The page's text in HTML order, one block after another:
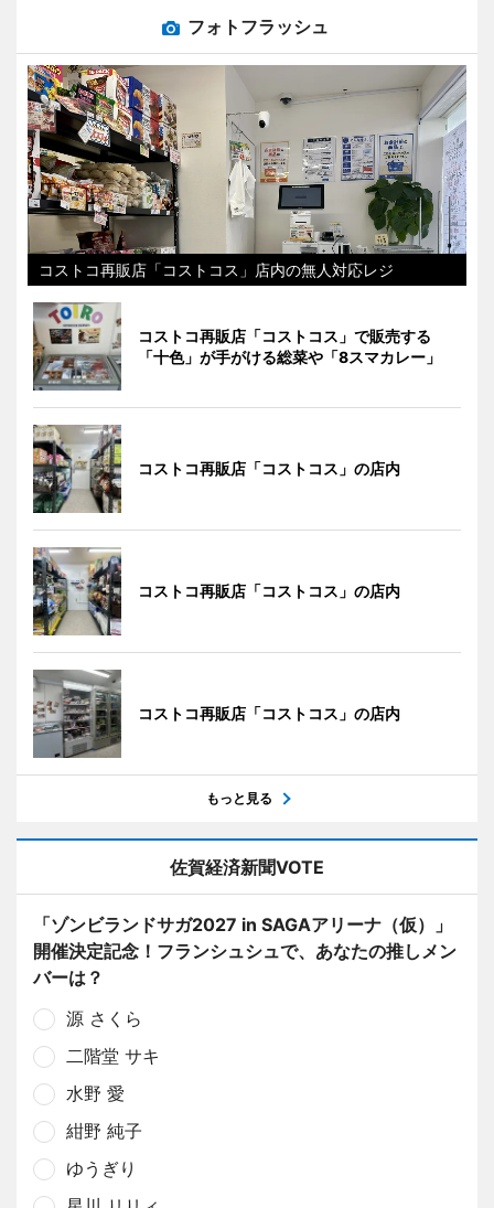
フォトフラッシュ
コストコ再販店「コストコス」店内の無人対応レジ
コストコ再販店「コストコス」で販売する
「十色」が手がける総菜や「8スマカレー」
コストコ再販店「コストコス」の店内
コストコ再販店「コストコス」の店内
コストコ再販店「コストコス」の店内
もっと見る
佐賀経済新聞VOTE
「ゾンビランドサガ2027 in SAGAアリーナ（仮）」
開催決定記念！フランシュシュで、あなたの推しメン
バーは？
源 さくら
二階堂 サキ
水野 愛
紺野 純子
ゆうぎり